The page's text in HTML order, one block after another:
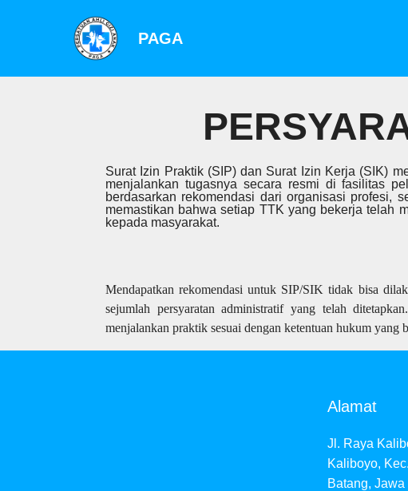
PAGA
Surat Izin Praktik (SIP) dan Surat Izin Kerja (SIK)
menjalankan tugasnya secara resmi di fasilitas
berdasarkan rekomendasi dari organisasi profesi,
memastikan bahwa setiap TTK yang bekerja telah
kepada masyarakat.
Mendapatkan rekomendasi untuk SIP/SIK tidak bisa
sejumlah persyaratan administratif yang telah
menjalankan praktik sesuai dengan ketentuan hukum yang
Alamat
Jl. Raya
Kaliboyo,
Batang,